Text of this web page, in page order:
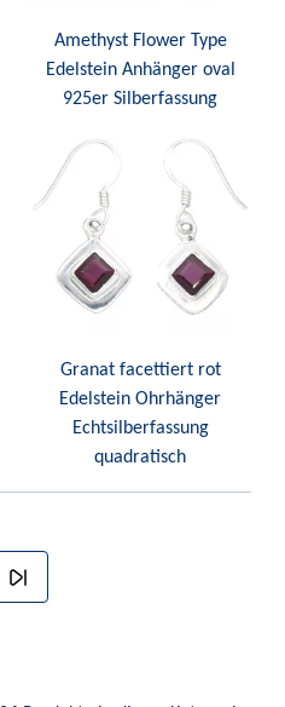
Amethyst Flower Type
Edelstein Anhänger oval
925er Silberfassung
Granat facettiert rot
Edelstein Ohrhänger
Echtsilberfassung
quadratisch